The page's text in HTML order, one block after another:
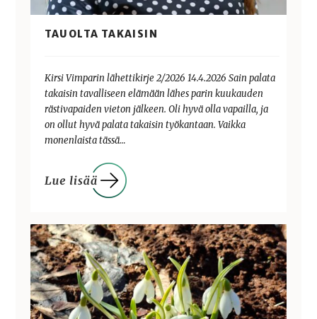
TAUOLTA TAKAISIN
Kirsi Vimparin lähettikirje 2/2026 14.4.2026 Sain palata
takaisin tavalliseen elämään lähes parin kuukauden
rästivapaiden vieton jälkeen. Oli hyvä olla vapailla, ja
on ollut hyvä palata takaisin työkantaan. Vaikka
monenlaista tässä…